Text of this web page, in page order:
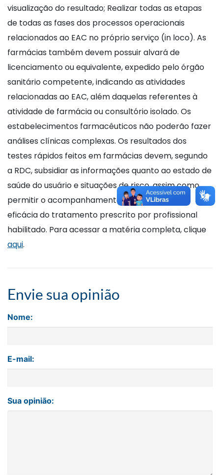
visualização do resultado; Realizar todas as etapas
de todas as fases dos processos operacionais
relacionados ao EAC no próprio serviço (in loco). As
farmácias também devem possuir alvará de
licenciamento ou equivalente, expedido pelo órgão
sanitário competente, indicando as atividades
relacionadas ao EAC, além daquelas referentes à
atividade de farmácia ou consultório isolado. Os
estabelecimentos farmacêuticos não poderão fazer
análises clínicas complexas. Os resultados dos
testes rápidos feitos em farmácias devem, segundo
a RDC, subsidiar as informações quanto ao estado de
saúde do usuário e situações de risco, assim como
permitir o acompanhamento ou a avaliação da
eficácia do tratamento prescrito por profissional
habilitado. Para acessar a matéria completa, clique
aqui.
Envie sua opinião
Nome:
E-mail:
Sua opinião: